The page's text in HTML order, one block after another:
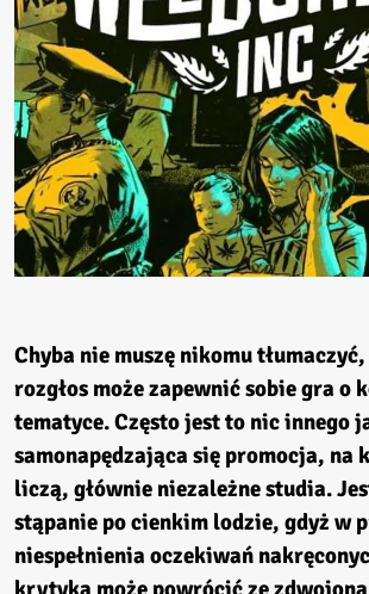
Chyba nie muszę nikomu
rozgłos może zapewnić sobie gra o
tematyce. Często jest to nic innego
samonapędzająca się promocja, na
liczą, głównie niezależne studia.
stąpanie po cienkim lodzie, gdyż w
niespełnienia oczekiwań